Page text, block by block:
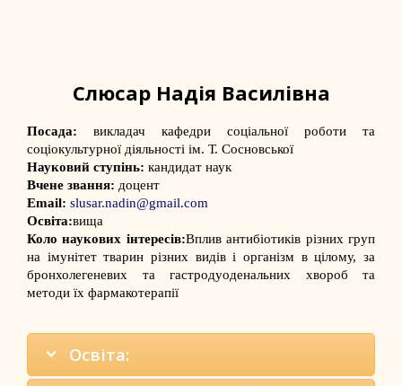
Слюсар Надія Василівна
Посада: викладач кафедри соціальної роботи та
соціокультурної діяльності ім. Т. Сосновської
Науковий ступінь: кандидат наук
Вчене звання: доцент
Email: slusar.nadin@gmail.com
Освіта:вища
Коло наукових інтересів:Вплив антибіотиків різних груп
на імунітет тварин різних видів і організм в цілому, за
бронхолегеневих та гастродуоденальних хвороб та
методи їх фармакотерапії
Освіта: